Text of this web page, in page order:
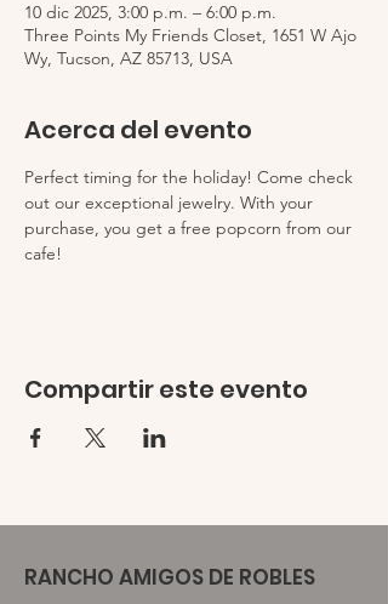
10 dic 2025, 3:00 p.m. – 6:00 p.m.
Three Points My Friends Closet, 1651 W Ajo
Wy, Tucson, AZ 85713, USA
Acerca del evento
Perfect timing for the holiday! Come check
out our exceptional jewelry. With your
purchase, you get a free popcorn from our
cafe!
Compartir este evento
RANCHO AMIGOS DE ROBLES